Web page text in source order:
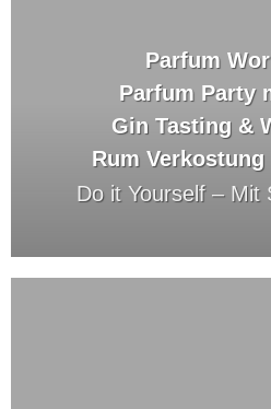
Parfum
Parfum Party
Gin Tasting &
Rum
Do it Yourself –Mit